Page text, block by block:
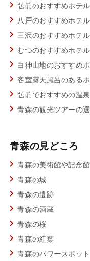
弘前のおすすめホテル
八戸のおすすめホテル
三沢のおすすめホテル
むつのおすすめホテル
白神山地のおすすめ
客室露天風呂のある
弘前でおすすめの温
青森の観光ツアーの
青森の見どころ
青森の美術館や記念館
青森の城
青森の遺跡
青森の酒蔵
青森の桜
青森の紅葉
青森のパワースポット